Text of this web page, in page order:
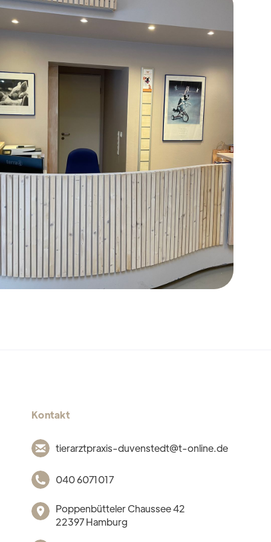
Kontakt
tierarztpraxis-duvenstedt@t-online.de
040 6071017
Poppenbütteler Chaussee 42
22397 Hamburg